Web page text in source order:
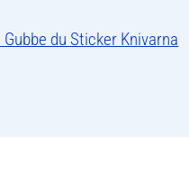
du Sticker Knivarna